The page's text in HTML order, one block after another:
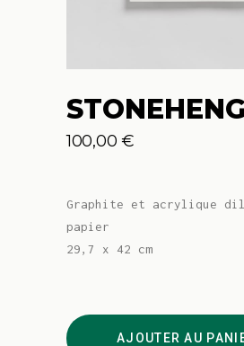
100,00 €
Graphite et acrylique
papier
29,7 x 42 cm
08
AJOUTER AU